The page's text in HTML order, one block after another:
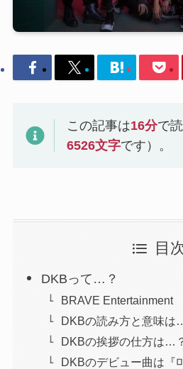
この記事は16分で
6526文字です）。
目
DKBって…？
BRAVE Entertainment
DKBの読み方と意味は
DKBの挨拶の仕方は…
DKBのデビュー曲は『